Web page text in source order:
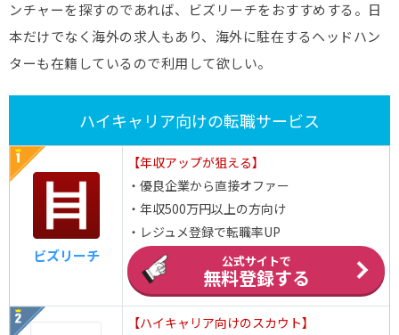
ンチャーを探すのであれば、ビズリーチをおすすめする。日
本だけでなく海外の求人もあり、海外に駐在するヘッドハン
ターも在籍しているので利用して欲しい。
ハイキャリア向けの転職サービス
ビズリーチ
【年収アップが狙える】
・優良企業から直接オファー
・年収500万円以上の方向け
・レジュメ登録で転職率UP
公式サイトで
無料登録する
【ハイキャリア向けのスカウト】